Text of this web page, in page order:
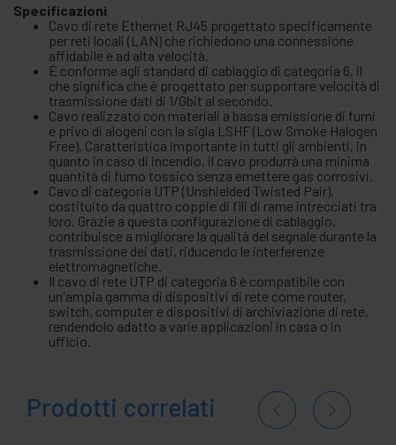
Specificazioni
Cavo di rete Ethernet RJ45 progettato specificamente
per reti locali (LAN) che richiedono una connessione
affidabile e ad alta velocità.
È conforme agli standard di cablaggio di categoria 6, il
che significa che è progettato per supportare velocità di
trasmissione dati di 1/Gbit al secondo.
Cavo realizzato con materiali a bassa emissione di fumi
e privo di alogeni con la sigla LSHF (Low Smoke Halogen
Free). Caratteristica importante in tutti gli ambienti, in
quanto in caso di incendio, il cavo produrrà una minima
quantità di fumo tossico senza emettere gas corrosivi.
Cavo di categoria UTP (Unshielded Twisted Pair),
costituito da quattro coppie di fili di rame intrecciati tra
loro. Grazie a questa configurazione di cablaggio,
contribuisce a migliorare la qualità del segnale durante la
trasmissione dei dati, riducendo le interferenze
elettromagnetiche.
Il cavo di rete UTP di categoria 6 è compatibile con
un'ampia gamma di dispositivi di rete come router,
switch, computer e dispositivi di archiviazione di rete,
rendendolo adatto a varie applicazioni in casa o in
ufficio.
Prodotti correlati